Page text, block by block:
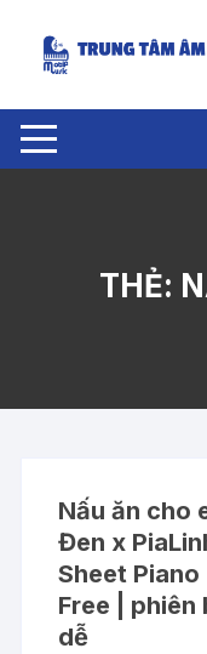
THẺ:
Nấu ăn cho
Đen x
Sheet Piano
Free | phiên
dễ